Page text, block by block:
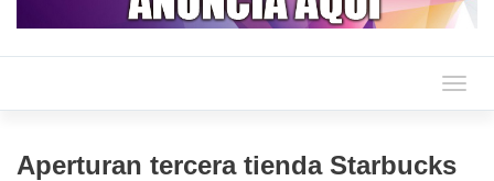
Aperturan tercera tienda Starbucks